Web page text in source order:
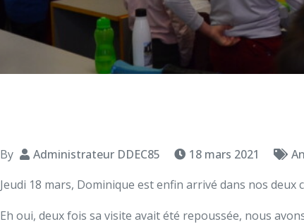
By Administrateur DDEC85 18 mars 2021
Jeudi 18 mars, Dominique est enfin arrivé dans nos deux
Eh oui, deux fois sa visite avait été repoussée, nous